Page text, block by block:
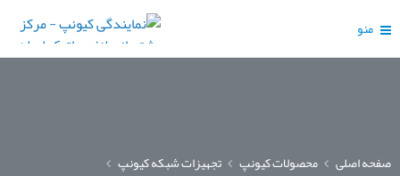
منو
صفحه اصلی محصولات کیونپ
تجهیزات شبکه کیونپ